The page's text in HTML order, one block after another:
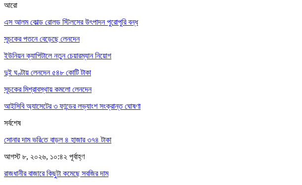
আরো
এস আলম কোল্ড রোলড স্টিলসের উৎপাদন পুরোপুরি বন্ধ
সূচকের পতনে বেড়েছে লেনদেন
ইউনিয়ন ক্যাপিটালে নতুন চেয়ারম্যান নিয়োগ
দুই ঘণ্টায় লেনদেন ৫৪৮ কোটি টাকা
সূচকের মিশ্রাবস্থায় কমলো লেনদেন
আইসিবি অ্যাসেটের ৩ ফান্ডের লভ্যাংশ সংক্রান্ত ঘোষণা
সর্বশেষ
সোনার দাম ভ‌রি‌তে বাড়ল ৪ হাজার ৩৭৪ টাকা
আগস্ট ৮, ২০২৬, ১০:৪২ পূর্বাহ্ণ
রাজধানীর বাজারে কিছুটা কমেছে সবজির দাম